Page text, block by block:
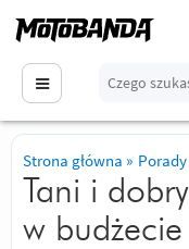
Strona główna » Porady
Tani i
w